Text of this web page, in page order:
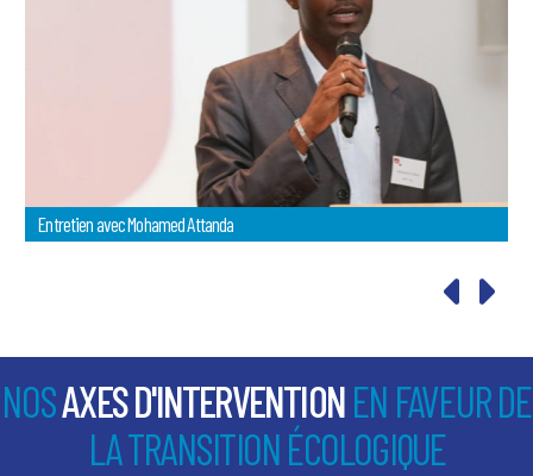
Entretien avec Mohamed Attanda
NOSAXES D'INTERVENTIONEN FAVEUR DE
LA TRANSITION ÉCOLOGIQUE